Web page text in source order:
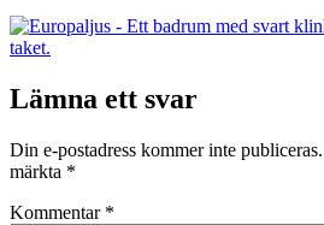
Lämna ett svar
Din e-postadress kommer inte publiceras.
märkta *
Kommentar *